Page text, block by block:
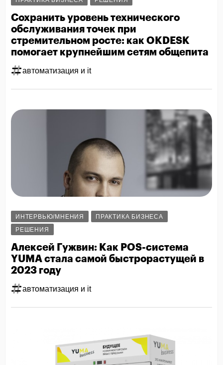
Сохранить уровень технического
обслуживания точек при
стремительном росте: как OKDESK
помогает крупнейшим сетям общепита
автоматизация и it
ИНТЕРВЬЮ/МНЕНИЯ
ПРАКТИКА БИЗНЕСА
РЕШЕНИЯ
Алексей Гужвин: Как POS-система
YUMA стала самой быстрорастущей в
2023 году
автоматизация и it